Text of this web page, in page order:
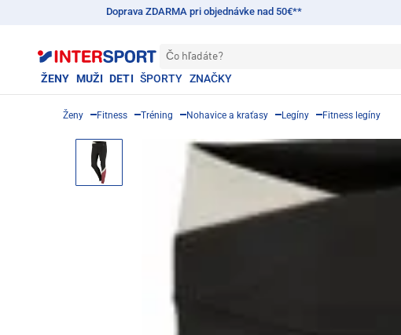
Doprava ZDARMA pri objednávke nad 50€**
Čo hľadáte?
ŽENY MUŽI DETI ŠPORTY ZNAČKY
Ženy Fitness Tréning Nohavice a kraťasy Legíny Fitness legíny